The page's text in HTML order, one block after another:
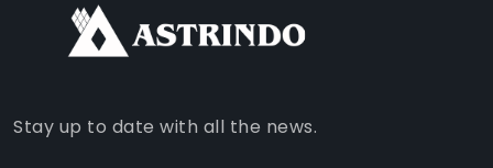
Stay up to date with all the news.
WHATSAPP
YOUTUBE